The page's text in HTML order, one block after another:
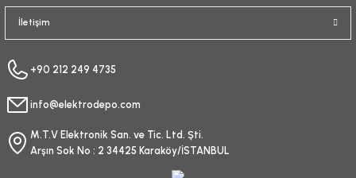
İletişim
+90 212 249 4735
info@elektrodepo.com
M.T.V Elektronik San. ve Tic. Ltd. Şti.
Arşın Sok No : 2 34425 Karaköy/İSTANBUL